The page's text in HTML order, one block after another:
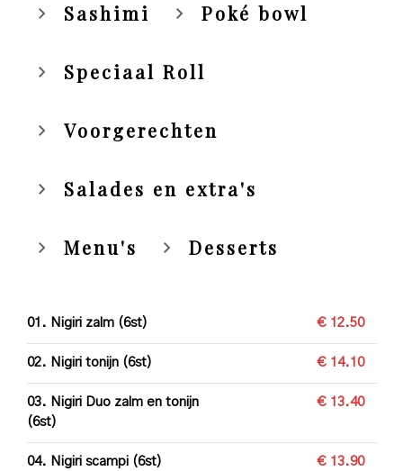
Sashimi Poké bowl
Speciaal Roll
Voorgerechten
Salades en extra's
Menu's Desserts
01. Nigiri zalm (6st) € 12.50
02. Nigiri tonijn (6st) € 14.10
03. Nigiri Duo zalm en tonijn
(6st)
€ 13.40
04. Nigiri scampi (6st) € 13.90